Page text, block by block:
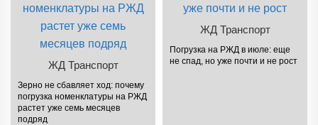
ЖД Транспорт
Зерно не сбавляет ход: почему
погрузка номенклатуры на РЖД
растет уже семь месяцев
подряд
ЖД Транспорт
Погрузка на РЖД в июле: еще
не спад, но уже почти и не рост